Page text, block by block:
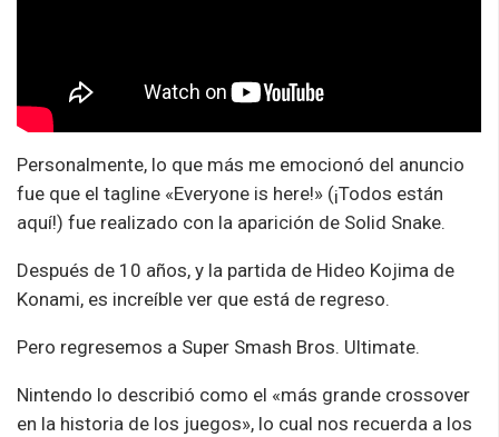
Personalmente, lo que más me emocionó del anuncio
fue que el tagline «Everyone is here!» (¡Todos están
aquí!) fue realizado con la aparición de Solid Snake.
Después de 10 años, y la partida de Hideo Kojima de
Konami, es increíble ver que está de regreso.
Pero regresemos a Super Smash Bros. Ultimate.
Nintendo lo describió como el «más grande crossover
en la historia de los juegos», lo cual nos recuerda a los